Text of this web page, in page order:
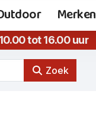
Merken
tot 16.00 uur
Zoek